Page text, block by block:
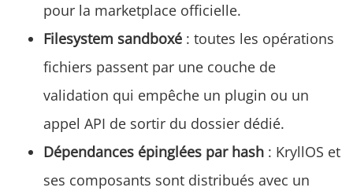
pour la marketplace officielle.
Filesystem sandboxé : toutes les opérations
fichiers passent par une couche de
validation qui empêche un plugin ou un
appel API de sortir du dossier dédié.
Dépendances épinglées par hash : KryllOS et
ses composants sont distribués avec un